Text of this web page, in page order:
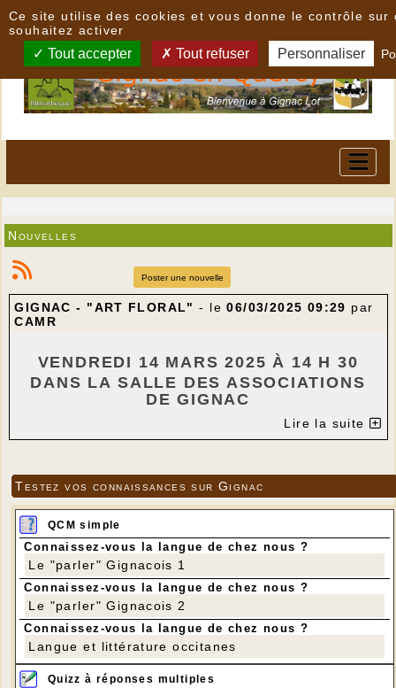
Nouvelles
Poster une nouvelle
GIGNAC - "ART FLORAL" - le06/03/2025 09:29 par
CAMR
VENDREDI 14 MARS 2025 À 14 H 30
DANS LA SALLE DES ASSOCIATIONS
DE GIGNAC
ANIMÉ PAR ANNE-MARIE GUERRIAT
Anne-Marie vous fournit le contenant, la mousse
florale et les fleurs, ainsi que différents éléments
décoratifs parmi lesquels vous pourrez choisir pour
les incorporer à votre composition (feuilles
squelettes, branches, rotin…)
Prévoyez les outils habituels : ciseaux, sécateur,
piques en bois, etc… Vous pouvez également
apporter des morceaux de branches ou tout autre
matériel déjà utilisé dans des compositions
précédentes s’il vous inspire.
Règlement pour la participation par chèque
uniquement.
Inscription obligatoire avant le dimanche 9 mars.
Lire la suite
Testez vos connaissances sur Gignac
QCM simple
Connaissez-vous la langue de chez nous ?
Le "parler" Gignacois 1
Connaissez-vous la langue de chez nous ?
Le "parler" Gignacois 2
Connaissez-vous la langue de chez nous ?
Langue et littérature occitanes
Quizz à réponses multiples
Ce site utilise des cookies et vous donne le contrôle sur
souhaitez activer
Tout accepter Tout refuser Personnaliser